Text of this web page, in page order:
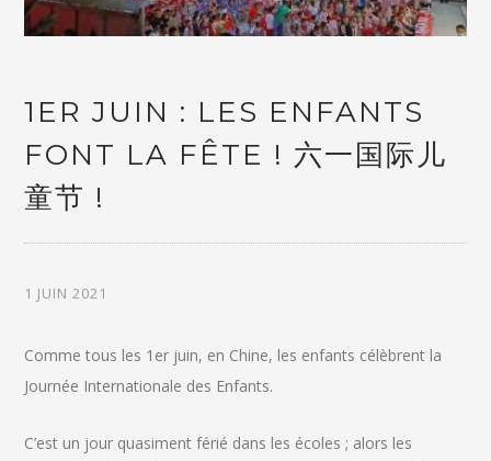
1ER JUIN : LES ENFANTS
FONT LA FÊTE ! 六一国际儿
童节 !
1 JUIN 2021
Comme tous les 1er juin, en Chine, les enfants célèbrent la
Journée Internationale des Enfants.
C’est un jour quasiment férié dans les écoles ; alors les